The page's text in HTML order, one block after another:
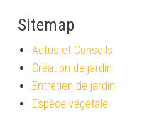
Sitemap
Actus et Conseils
Création de jardin
Entretien de jardin
Espèce végétale